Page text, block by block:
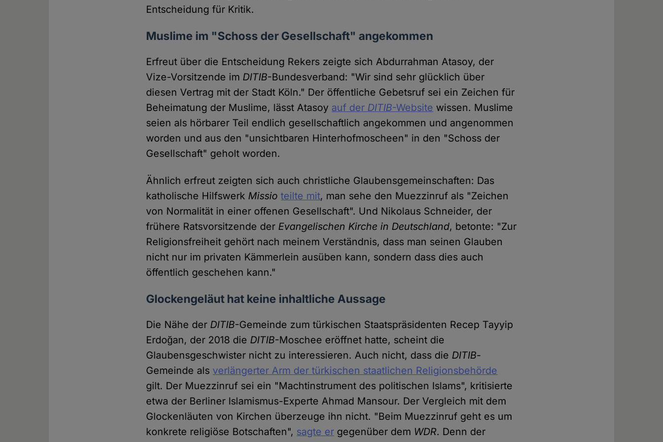
Entscheidung für Kritik.
Muslime im "Schoss der Gesellschaft" angekommen
Erfreut über die Entscheidung Rekers zeigte sich Abdurrahman Atasoy, der
Vize-Vorsitzende im DITIB-Bundesverband: "Wir sind sehr glücklich über
diesen Vertrag mit der Stadt Köln." Der öffentliche Gebetsruf sei ein Zeichen für
Beheimatung der Muslime, lässt Atasoy auf der DITIB-Website wissen. Muslime
seien als hörbarer Teil endlich gesellschaftlich angekommen und angenommen
worden und aus den "unsichtbaren Hinterhofmoscheen" in den "Schoss der
Gesellschaft" geholt worden.
Ähnlich erfreut zeigten sich auch christliche Glaubensgemeinschaften: Das
katholische Hilfswerk Missio teilte mit, man sehe den Muezzinruf als "Zeichen
von Normalität in einer offenen Gesellschaft". Und Nikolaus Schneider, der
frühere Ratsvorsitzende der Evangelischen Kirche in Deutschland, betonte: "Zur
Religionsfreiheit gehört nach meinem Verständnis, dass man seinen Glauben
nicht nur im privaten Kämmerlein ausüben kann, sondern dass dies auch
öffentlich geschehen kann."
Glockengeläut hat keine inhaltliche Aussage
Die Nähe der DITIB-Gemeinde zum türkischen Staatspräsidenten Recep Tayyip
Erdoğan, der 2018 die DITIB-Moschee eröffnet hatte, scheint die
Glaubensgeschwister nicht zu interessieren. Auch nicht, dass die DITIB-
Gemeinde als verlängerter Arm der türkischen staatlichen Religionsbehörde
gilt. Der Muezzinruf sei ein "Machtinstrument des politischen Islams", kritisierte
etwa der Berliner Islamismus-Experte Ahmad Mansour. Der Vergleich mit dem
Glockenläuten von Kirchen überzeuge ihn nicht. "Beim Muezzinruf geht es um
konkrete religiöse Botschaften", sagte er gegenüber dem WDR. Denn der